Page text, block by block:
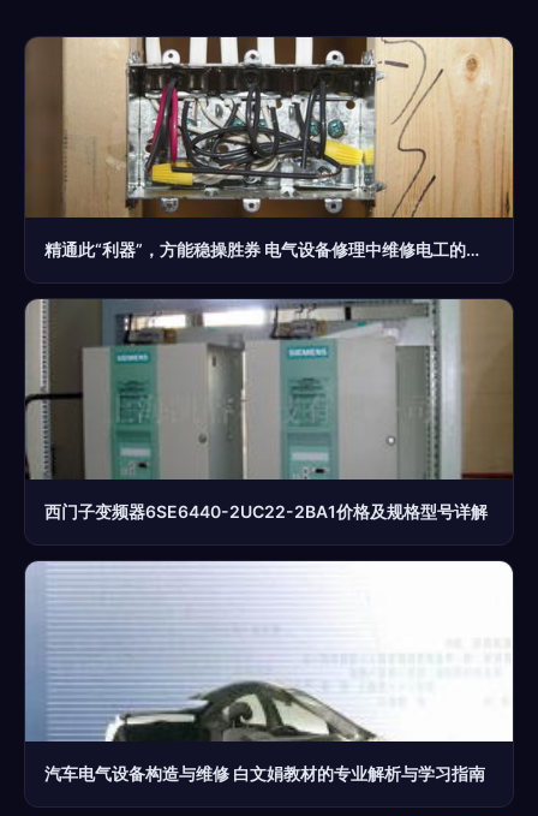
精通此“利器”，方能稳操胜券 电气设备修理中维修电工的立身之本
西门子变频器6SE6440-2UC22-2BA1价格及规格型号详解
汽车电气设备构造与维修 白文娟教材的专业解析与学习指南